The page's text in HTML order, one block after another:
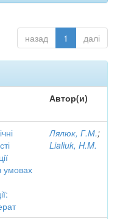
назад 1 далі
Автор(и)
умовах
Лялюк, Г.М.;
Lialiuk, H.M.